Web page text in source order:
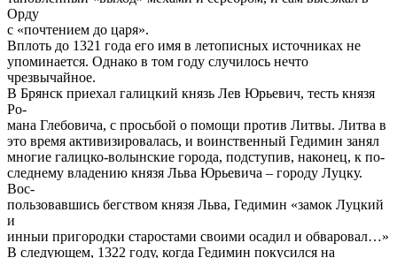
Орду
с «почтением до царя».
Вплоть до 1321 года его имя в летописных источниках не
упоминается. Однако в том году случилось нечто
чрезвычайное.
В Брянск приехал галицкий князь Лев Юрьевич, тесть князя
Ро-
мана Глебовича, с просьбой о помощи против Литвы. Литва в
это время активизировалась, и воинственный Гедимин занял
многие галицко-волынские города, подступив, наконец, к по-
следнему владению князя Льва Юрьевича – городу Луцку.
Вос-
пользовавшись бегством князя Льва, Гедимин «замок Луцкий
и
инныи пригородки старостами своими осадил и обваровал…»
В следующем, 1322 году, когда Гедимин покусился на